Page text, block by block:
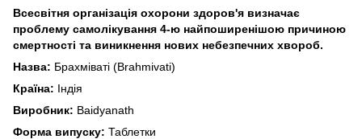
Всесвітня організація охорони здоров'я визначає
проблему самолікування 4-ю найпоширенішою причиною
смертності та виникнення нових небезпечних хвороб.
Назва: Брахміваті (Brahmivati)
Країна: Індія
Виробник: Baidyanath
Форма випуску: Таблетки